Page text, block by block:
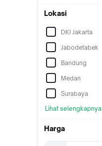
Lokasi
DKI Jakarta
Jabodetabek
Bandung
Medan
Surabaya
Lihat selengkapnya
Harga